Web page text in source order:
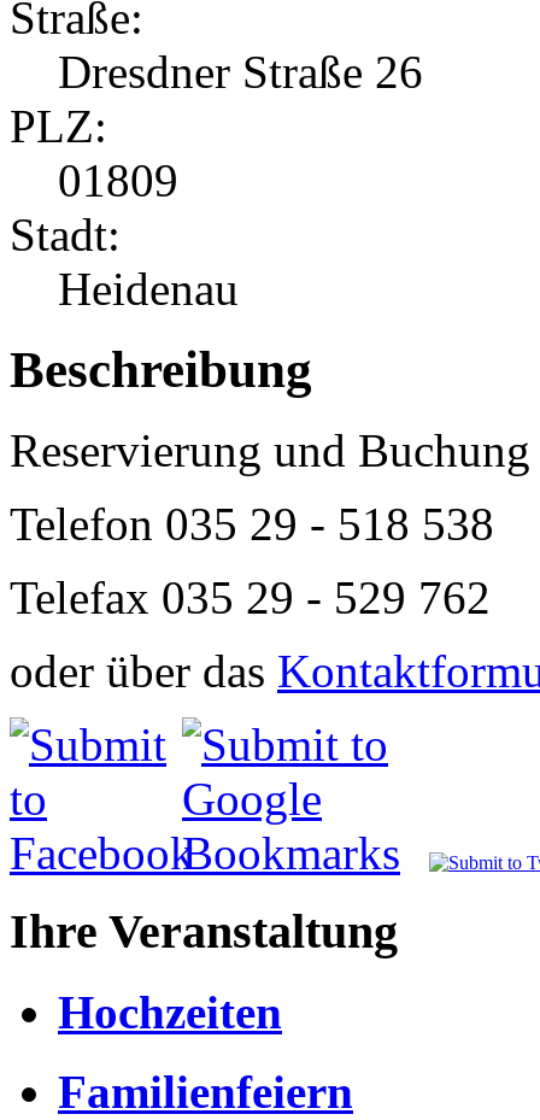
Straße:
Dresdner Straße 26
PLZ:
01809
Stadt:
Heidenau
Beschreibung
Reservierung und
Telefon 035 29 - 518 538
Telefax 035 29 - 529 762
oder über das
Ihre Veranstaltung
Hochzeiten
Familienfeiern